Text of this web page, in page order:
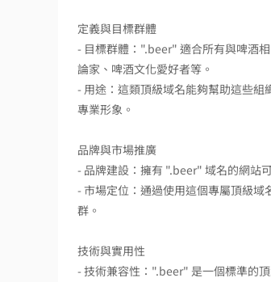
定義與目標群體
- 目標群體：".beer" 適合所有與啤酒
論家、啤酒文化愛好者等。
- 用途：這類頂級域名能夠幫助這些
專業形象。
品牌與市場推廣
- 品牌建設：擁有 ".beer" 域名的網站
- 市場定位：通過使用這個專屬頂級
群。
技術與實用性
- 技術兼容性：".beer" 是一個標準的